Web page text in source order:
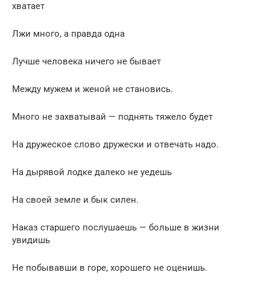
хватает
Лжи много, а правда одна
Лучше человека ничего не бывает
Между мужем и женой не становись.
Много не захватывай — поднять тяжело будет
На дружеское слово дружески и отвечать надо.
На дырявой лодке далеко не уедешь
На своей земле и бык силен.
Наказ старшего послушаешь — больше в жизни
увидишь
Не побывавши в горе, хорошего не оценишь.